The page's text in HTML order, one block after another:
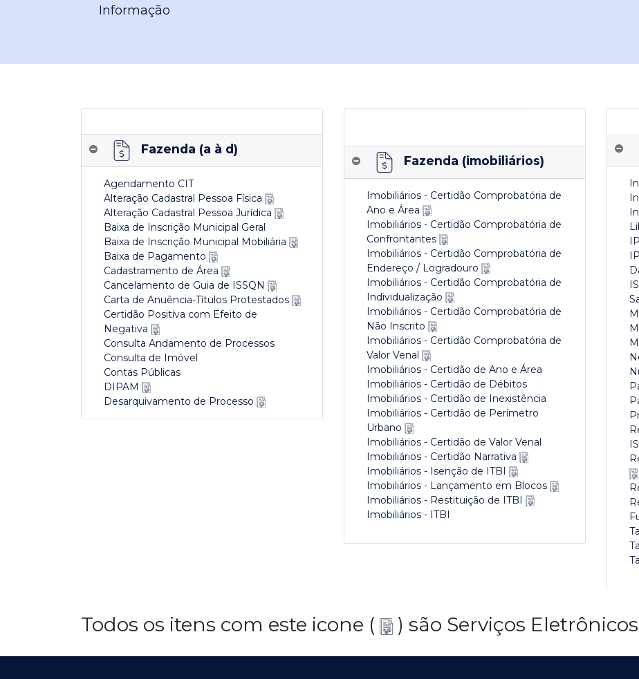
Informação
Fazenda (a à d)
Agendamento CIT
Alteração Cadastral Pessoa Física
Alteração Cadastral Pessoa Jurídica
Baixa de Inscrição Municipal Geral
Baixa de Inscrição Municipal Mobiliária
Baixa de Pagamento
Cadastramento de Área
Cancelamento de Guia de ISSQN
Carta de Anuência-Títulos Protestados
Certidão Positiva com Efeito de
Negativa
Consulta Andamento de Processos
Consulta de Imóvel
Contas Públicas
DIPAM
Desarquivamento de Processo
Fazenda (imobiliários)
Imobiliários - Certidão Comprobatória de
Ano e Área
Imobiliários - Certidão Comprobatória de
Confrontantes
Imobiliários - Certidão Comprobatória de
Endereço / Logradouro
Imobiliários - Certidão Comprobatória de
Individualização
Imobiliários - Certidão Comprobatória de
Não Inscrito
Imobiliários - Certidão Comprobatória de
Valor Venal
Imobiliários - Certidão de Ano e Área
Imobiliários - Certidão de Débitos
Imobiliários - Certidão de Inexistência
Imobiliários - Certidão de Perímetro
Urbano
Imobiliários - Certidão de Valor Venal
Imobiliários - Certidão Narrativa
Imobiliários - Isenção de ITBI
Imobiliários - Lançamento em Blocos
Imobiliários - Restituição de ITBI
Imobiliários - ITBI
Todos os itens com este icone ( ) são Serviços